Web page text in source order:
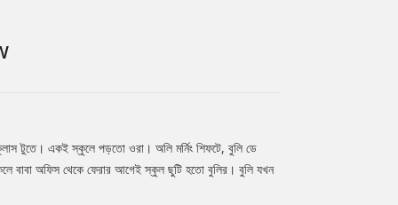
টুতে। একই স্কুলে পড়তো ওরা। অলি মর্নিং শিফটে, বুলি ডে
বাবা অফিস থেকে ফেরার আগেই স্কুল ছুটি হতো বুলির। বুলি যখন